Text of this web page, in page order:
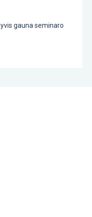
gauna seminaro